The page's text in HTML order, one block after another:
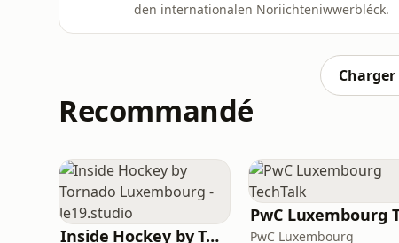
den internationalen Noriichteniwwerbléck.
Charger
Recommandé
Inside Hockey by Tornado Luxembourg - le19.studio PwC Luxembourg